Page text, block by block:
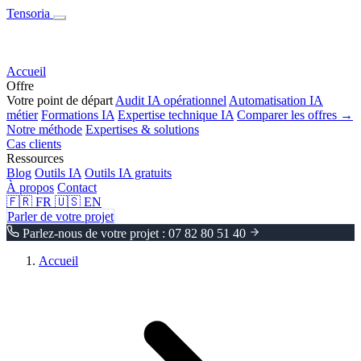
Tensoria
Accueil
Offre
Votre point de départ Audit IA opérationnel Automatisation IA
métier Formations IA Expertise technique IA Comparer les offres →
Notre méthode Expertises & solutions
Cas clients
Ressources
Blog Outils IA Outils IA gratuits
À propos Contact
🇫🇷 FR 🇺🇸 EN
Parler de votre projet
Parlez-nous de votre projet : 07 82 80 51 40
Accueil